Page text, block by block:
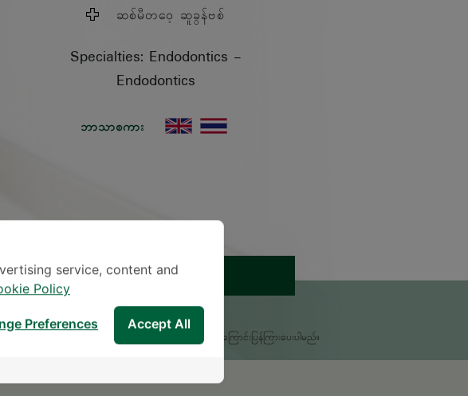
ဆစ်မီတဝေ့ ဆူခွန်ဗစ်
Specialties: Endodontics -
Endodontics
ဘာသာစကား
ရက်ချိန်းယူရန်
မေးစရာရှိရင် မေးခဲ့ပါ။
လူကြီးမင်း၏ စုံစမ်းမေးမြန်းမှုကိုလူနာအထောက်အကူပြုဌာနမှ အကြောင်းပြန်ကြားပေးပါမည်။
service, content and
Policy
Accept All
Preferences